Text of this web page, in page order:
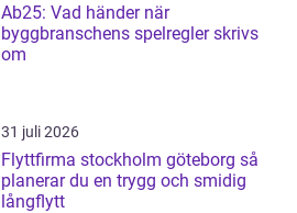
Ab25: Vad händer när
byggbranschens spelregler skrivs
om
31 juli 2026
Flyttfirma stockholm göteborg så
planerar du en trygg och smidig
långflytt